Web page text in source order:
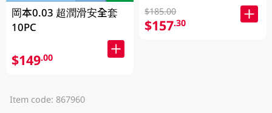
岡本0.03 超潤滑安全套
10PC
$149.00
$185.00
$157.30
Item code: 867960